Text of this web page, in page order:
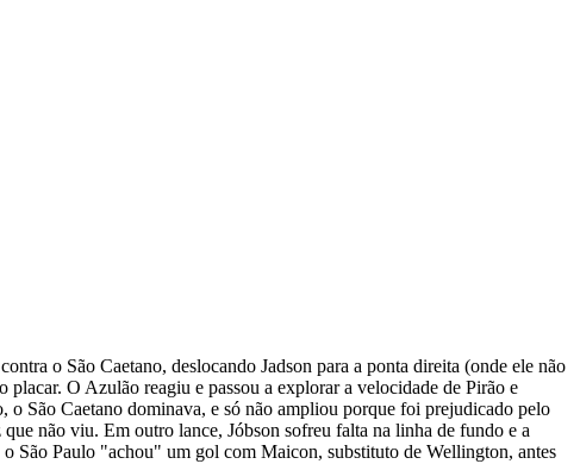
o São Caetano, deslocando Jadson para a ponta direita (onde ele não
O Azulão reagiu e passou a explorar a velocidade de Pirão e
o São Caetano dominava, e só não ampliou porque foi prejudicado pelo
não viu. Em outro lance, Jóbson sofreu falta na linha de fundo e a
São Paulo "achou" um gol com Maicon, substituto de Wellington, antes